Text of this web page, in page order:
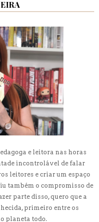
e leitora nas horas
incontrolável de falar
leitores e criar um espaço
também o compromisso de
parte disso, quero que a
primeiro entre os
planeta todo.